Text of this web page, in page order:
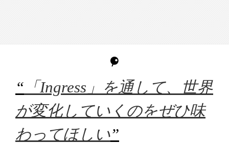
“ 「Ingress」を通して、世界
が変化していくのをぜひ味
わってほしい”